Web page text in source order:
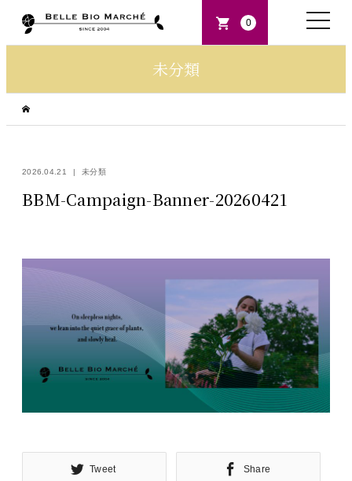
0
toggle
未分類
2026.04.21 未分類
BBM-Campaign-Banner-20260421
Tweet Share